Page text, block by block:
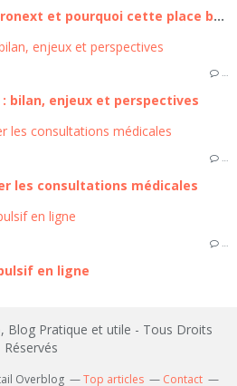
Comment fonctionne Euronext et pourquoi cette place boursière compte pour les investisseurs européens
…
bilan, enjeux et perspectives
…
les consultations médicales
…
en ligne
Blog Pratique et utile - Tous Droits
Réservés
Overblog Top articles Contact